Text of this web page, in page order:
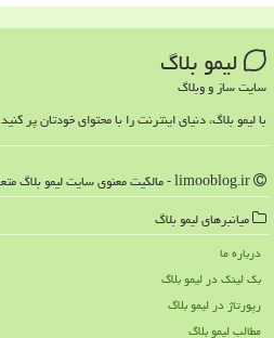
لیمو بلاگ
سایت ساز و وبلاگ
با لیمو بلاگ، دنیای اینترنت را با محتوای خودتان پر کنید
میانبرهای لیمو بلاگ
درباره ما
بک لینک در لیمو بلاگ
رپورتاژ در لیمو بلاگ
مطالب لیمو بلاگ